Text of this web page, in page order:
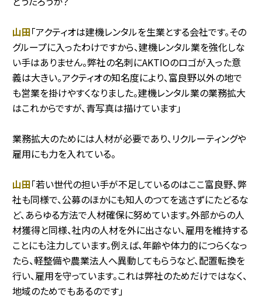
山田「アクティオは建機レンタルを生業とする会社です。その
グループに入ったわけですから、建機レンタル業を強化しな
い手はありません。弊社の名刺にAKTIOのロゴが入った意
義は大きい。アクティオの知名度により、富良野以外の地で
も営業を掛けやすくなりました。建機レンタル業の業務拡大
はこれからですが、青写真は描けています」
業務拡大のためには人材が必要であり、リクルーティングや
雇用にも力を入れている。
山田「若い世代の担い手が不足しているのはここ富良野、弊
社も同様で、公募のほかにも知人のつてを逃さずにたどるな
ど、あらゆる方法で人材確保に努めています。外部からの人
材獲得と同様、社内の人材を外に出さない、雇用を維持する
ことにも注力しています。例えば、年齢や体力的につらくなっ
たら、軽整備や農業法人へ異動してもらうなど、配置転換を
行い、雇用を守っています。これは弊社のためだけではなく、
地域のためでもあるのです」